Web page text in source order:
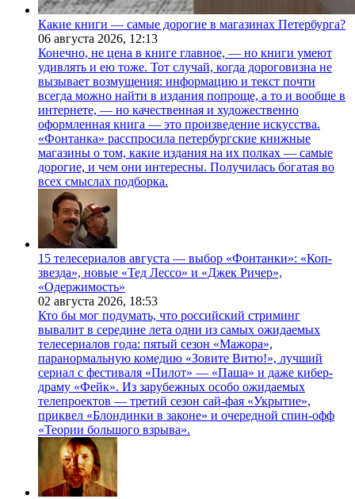
Какие книги — самые дорогие в магазинах Петербурга?
06 августа 2026, 12:13
Конечно, не цена в книге главное, — но книги умеют
удивлять и ею тоже. Тот случай, когда дороговизна не
вызывает возмущения: информацию и текст почти
всегда можно найти в издания попроще, а то и вообще в
интернете, — но качественная и художественно
оформленная книга — это произведение искусства.
«Фонтанка» расспросила петербургские книжные
магазины о том, какие издания на их полках — самые
дорогие, и чем они интересны. Получилась богатая во
всех смыслах подборка.
15 телесериалов августа — выбор «Фонтанки»: «Коп-
звезда», новые «Тед Лессо» и «Джек Ричер»,
«Одержимость»
02 августа 2026, 18:53
Кто бы мог подумать, что российский стриминг
вывалит в середине лета одни из самых ожидаемых
телесериалов года: пятый сезон «Мажора»,
паранормальную комедию «Зовите Витю!», лучший
сериал с фестиваля «Пилот» — «Паша» и даже кибер-
драму «Фейк». Из зарубежных особо ожидаемых
телепроектов — третий сезон сай-фая «Укрытие»,
приквел «Блондинки в законе» и очередной спин-офф
«Теории большого взрыва».